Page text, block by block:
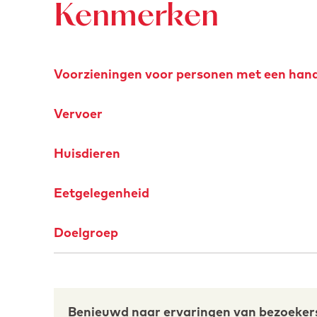
Kenmerken
Voorzieningen voor personen met een
Vervoer
Huisdieren
Eetgelegenheid
Doelgroep
R
Benieuwd naar ervaringen van